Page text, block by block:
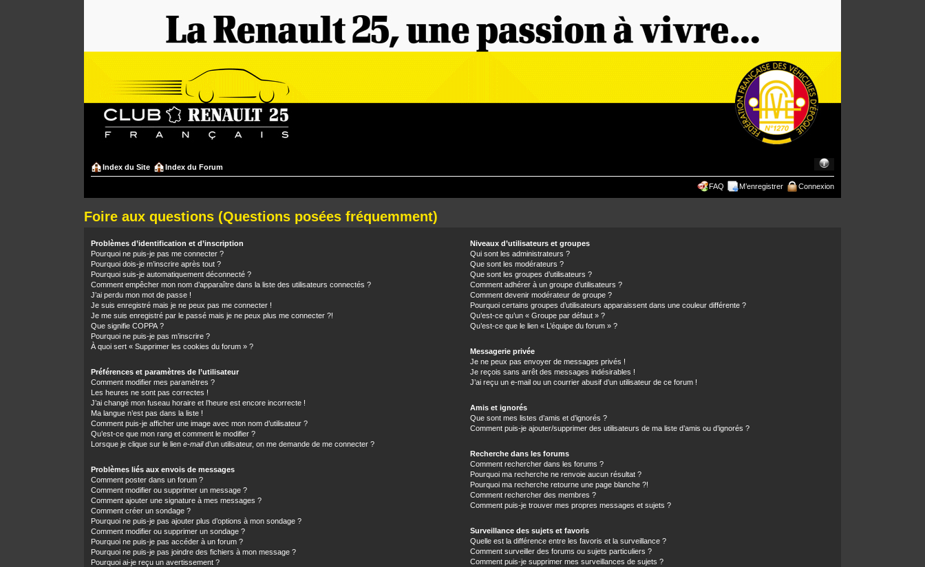
Index du Site Index du Forum
FAQ M’enregistrer Connexion
Foire aux questions (Questions posées fréquemment)
Problèmes d’identification et d’inscription
Pourquoi ne puis-je pas me connecter ?
Pourquoi dois-je m’inscrire après tout ?
Pourquoi suis-je automatiquement déconnecté ?
Comment empêcher mon nom d’apparaître dans la liste des utilisateurs connectés ?
J’ai perdu mon mot de passe !
Je suis enregistré mais je ne peux pas me connecter !
Je me suis enregistré par le passé mais je ne peux plus me connecter ?!
Que signifie COPPA ?
Pourquoi ne puis-je pas m’inscrire ?
À quoi sert « Supprimer les cookies du forum » ?
Préférences et paramètres de l’utilisateur
Comment modifier mes paramètres ?
Les heures ne sont pas correctes !
J’ai changé mon fuseau horaire et l’heure est encore incorrecte !
Ma langue n’est pas dans la liste !
Comment puis-je afficher une image avec mon nom d’utilisateur ?
Qu’est-ce que mon rang et comment le modifier ?
Lorsque je clique sur le lien e-maild’un utilisateur, on me demande de me connecter ?
Problèmes liés aux envois de messages
Comment poster dans un forum ?
Comment modifier ou supprimer un message ?
Comment ajouter une signature à mes messages ?
Comment créer un sondage ?
Pourquoi ne puis-je pas ajouter plus d’options à mon sondage ?
Comment modifier ou supprimer un sondage ?
Pourquoi ne puis-je pas accéder à un forum ?
Pourquoi ne puis-je pas joindre des fichiers à mon message ?
Pourquoi ai-je reçu un avertissement ?
Niveaux d’utilisateurs et groupes
Qui sont les administrateurs ?
Que sont les modérateurs ?
Que sont les groupes d’utilisateurs ?
Comment adhérer à un groupe d’utilisateurs ?
Comment devenir modérateur de groupe ?
Pourquoi certains groupes d’utilisateurs apparaissent dans une couleur différente ?
Qu’est-ce qu’un « Groupe par défaut » ?
Qu’est-ce que le lien « L’équipe du forum » ?
Messagerie privée
Je ne peux pas envoyer de messages privés !
Je reçois sans arrêt des messages indésirables !
J’ai reçu un e-mail ou un courrier abusif d’un utilisateur de ce forum !
Amis et ignorés
Que sont mes listes d’amis et d’ignorés ?
Comment puis-je ajouter/supprimer des utilisateurs de ma liste d’amis ou d’ignorés ?
Recherche dans les forums
Comment rechercher dans les forums ?
Pourquoi ma recherche ne renvoie aucun résultat ?
Pourquoi ma recherche retourne une page blanche ?!
Comment rechercher des membres ?
Comment puis-je trouver mes propres messages et sujets ?
Surveillance des sujets et favoris
Quelle est la différence entre les favoris et la surveillance ?
Comment surveiller des forums ou sujets particuliers ?
Comment puis-je supprimer mes surveillances de sujets ?